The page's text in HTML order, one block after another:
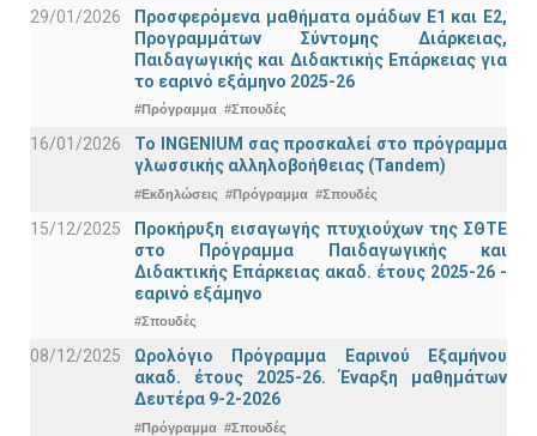
29/01/2026
Προσφερόμενα μαθήματα ομάδων Ε1 και Ε2,
Προγραμμάτων Σύντομης Διάρκειας,
Παιδαγωγικής και Διδακτικής Επάρκειας για
το εαρινό εξάμηνο 2025-26
#Πρόγραμμα #Σπουδές
16/01/2026
Το INGENIUM σας προσκαλεί στο πρόγραμμα
γλωσσικής αλληλοβοήθειας (Tandem)
#Εκδηλώσεις #Πρόγραμμα #Σπουδές
15/12/2025
Προκήρυξη εισαγωγής πτυχιούχων της ΣΘΤΕ
στο Πρόγραμμα Παιδαγωγικής και
Διδακτικής Επάρκειας ακαδ. έτους 2025-26 -
εαρινό εξάμηνο
#Σπουδές
08/12/2025
Ωρολόγιο Πρόγραμμα Εαρινού Εξαμήνου
ακαδ. έτους 2025-26. Έναρξη μαθημάτων
Δευτέρα 9-2-2026
#Πρόγραμμα #Σπουδές